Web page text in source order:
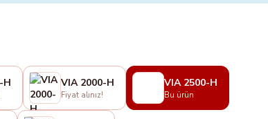
H VIA 2000-H
Fiyat alınız!
VIA 2500-H
Bu ürün